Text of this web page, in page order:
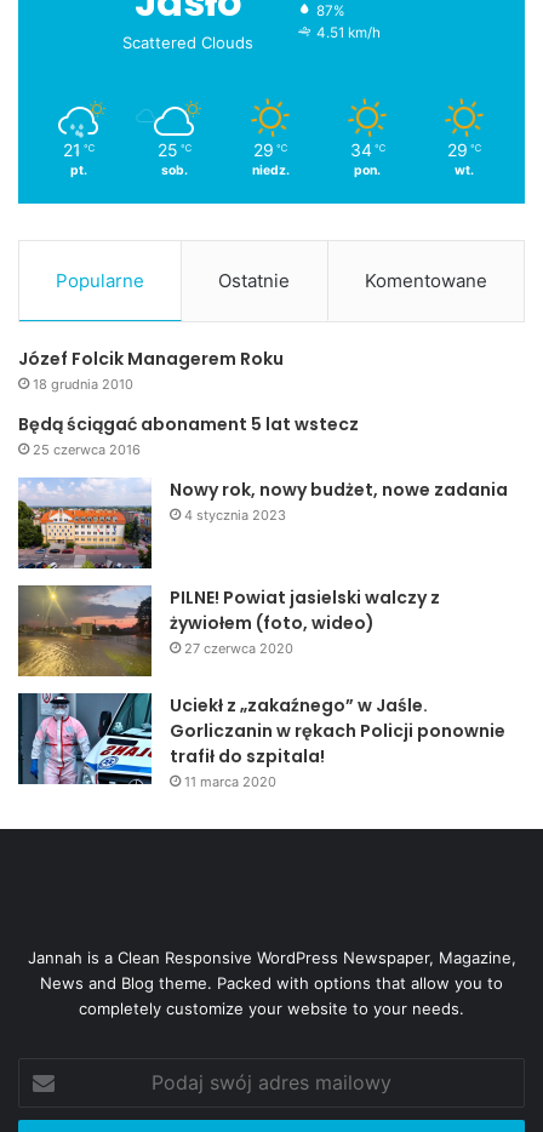
Scattered Clouds
87%
4.51 km/h
21 ℃
pt.
25 ℃
sob.
29 ℃
niedz.
34 ℃
pon.
29 ℃
wt.
Popularne Ostatnie Komentowane
Józef Folcik Managerem Roku
18 grudnia 2010
Będą ściągać abonament 5 lat wstecz
25 czerwca 2016
Nowy rok, nowy budżet, nowe zadania
4 stycznia 2023
PILNE! Powiat jasielski walczy z
żywiołem (foto, wideo)
27 czerwca 2020
Uciekł z „zakaźnego” w Jaśle.
Gorliczanin w rękach Policji ponownie
trafił do szpitala!
11 marca 2020
Jannah is a Clean Responsive WordPress Newspaper, Magazine,
News and Blog theme. Packed with options that allow you to
completely customize your website to your needs.
swój
adres